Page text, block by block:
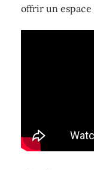
offrir un espace